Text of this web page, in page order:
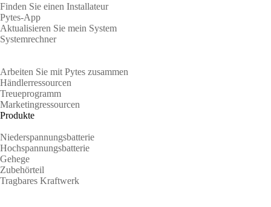
Finden Sie einen Installateur
Pytes-App
Aktualisieren Sie mein System
Systemrechner
Arbeiten Sie mit Pytes zusammen
Händlerressourcen
Treueprogramm
Marketingressourcen
Produkte
Niederspannungsbatterie
Hochspannungsbatterie
Gehege
Zubehörteil
Tragbares Kraftwerk